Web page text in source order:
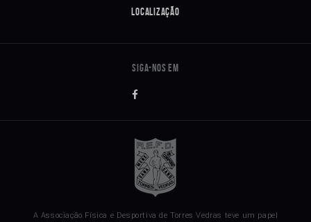
Localização
A Associação Física e Desportiva de Torres Vedras teve um papel